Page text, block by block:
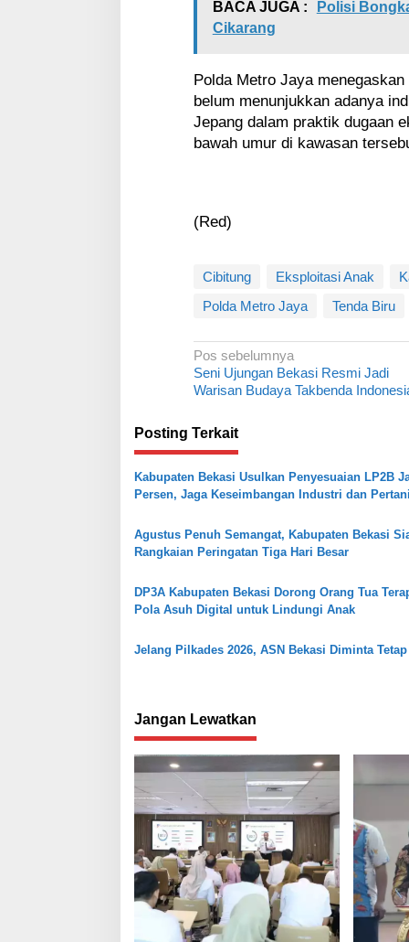
BACA JUGA :
Polisi
Cikarang
Polda Metro Jaya
belum menunjukkan adanya
Jepang dalam praktik dugaan
bawah umur di kawasan
(Red)
Cibitung Eksploitasi Anak
Polda Metro Jaya
Tenda Biru
N
a
i
g
a
i
p
o
s
Pos sebelumnya
Seni Ujungan Bekasi Resmi Jadi
Warisan Budaya Takbenda
Posting Terkait
Kabupaten Bekasi Usulkan Penyesuaian LP2B
Persen, Jaga Keseimbangan Industri dan
Agustus Penuh Semangat, Kabupaten Bekasi
Rangkaian Peringatan Tiga Hari Besar
DP3A Kabupaten Bekasi Dorong Orang Tua
Pola Asuh Digital untuk Lindungi Anak
Jelang Pilkades 2026, ASN Bekasi Diminta Tetap
Jangan Lewatkan